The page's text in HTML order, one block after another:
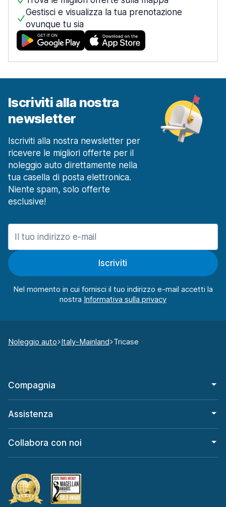
Gestisci e visualizza la tua prenotazione
ovunque tu sia
Iscriviti alla nostra
newsletter
Iscriviti alla nostra newsletter per
ricevere le migliori offerte per il
noleggio auto direttamente nella
tua casella di posta elettronica.
Niente spam, solo offerte
esclusive!
Iscriviti
Nel momento in cui fornisci il tuo indirizzo e-mail accetti la
nostra
Noleggio auto Italy-Mainland Tricase
Compagnia
Assistenza
Collabora con noi